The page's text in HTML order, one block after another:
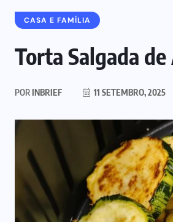
CASA E FAMÍLIA
Torta Salgada
PORINBRIEF 11 SETEMBRO, 2025